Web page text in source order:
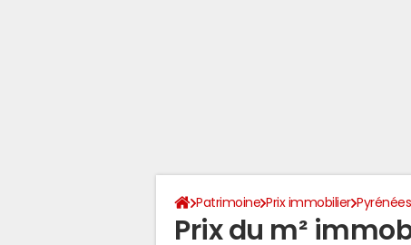
Patrimoine Prix immobilier
Prix du m²